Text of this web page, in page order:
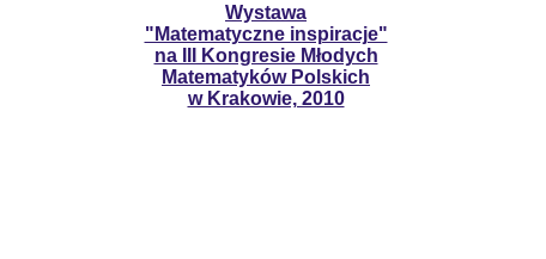
Wystawa
"Matematyczne inspiracje"
na III Kongresie Młodych
Matematyków Polskich
w Krakowie, 2010